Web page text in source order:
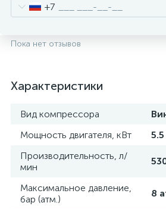
+7
Пока нет отзывов
Характеристики
Вид компрессора
Мощность двигателя, кВт
Производительность, л/
мин
Максимальное давление,
бар (атм.)
8